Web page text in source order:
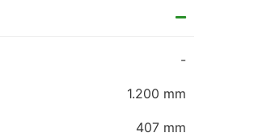
-
1.200 mm
407 mm